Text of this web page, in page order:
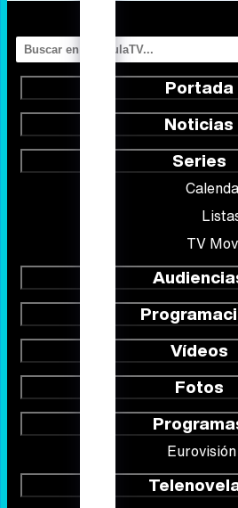
Portada
Noticias
Series
TV
Vídeos
Fotos